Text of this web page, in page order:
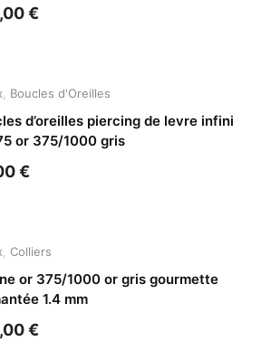
€
Boucles d'Oreilles
d’oreilles piercing de levre infini
or 375/1000 gris
€
Colliers
or 375/1000 or gris gourmette
1.4 mm
€